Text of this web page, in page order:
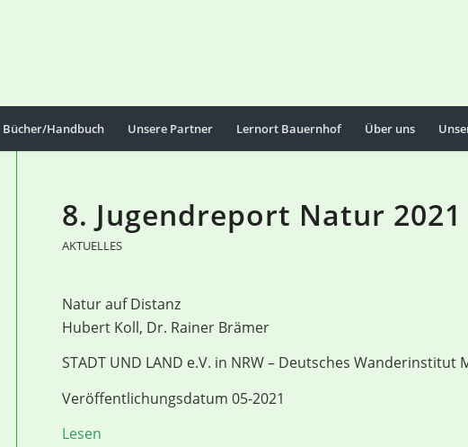
Bücher/Handbuch Unsere Partner Lernort Bauernhof Über uns
8. Jugendreport Natur 2021
AKTUELLES
Natur auf Distanz
Hubert Koll, Dr. Rainer Brämer
STADT UND LAND e.V. in NRW – Deutsches
Veröffentlichungsdatum 05-2021
Lesen